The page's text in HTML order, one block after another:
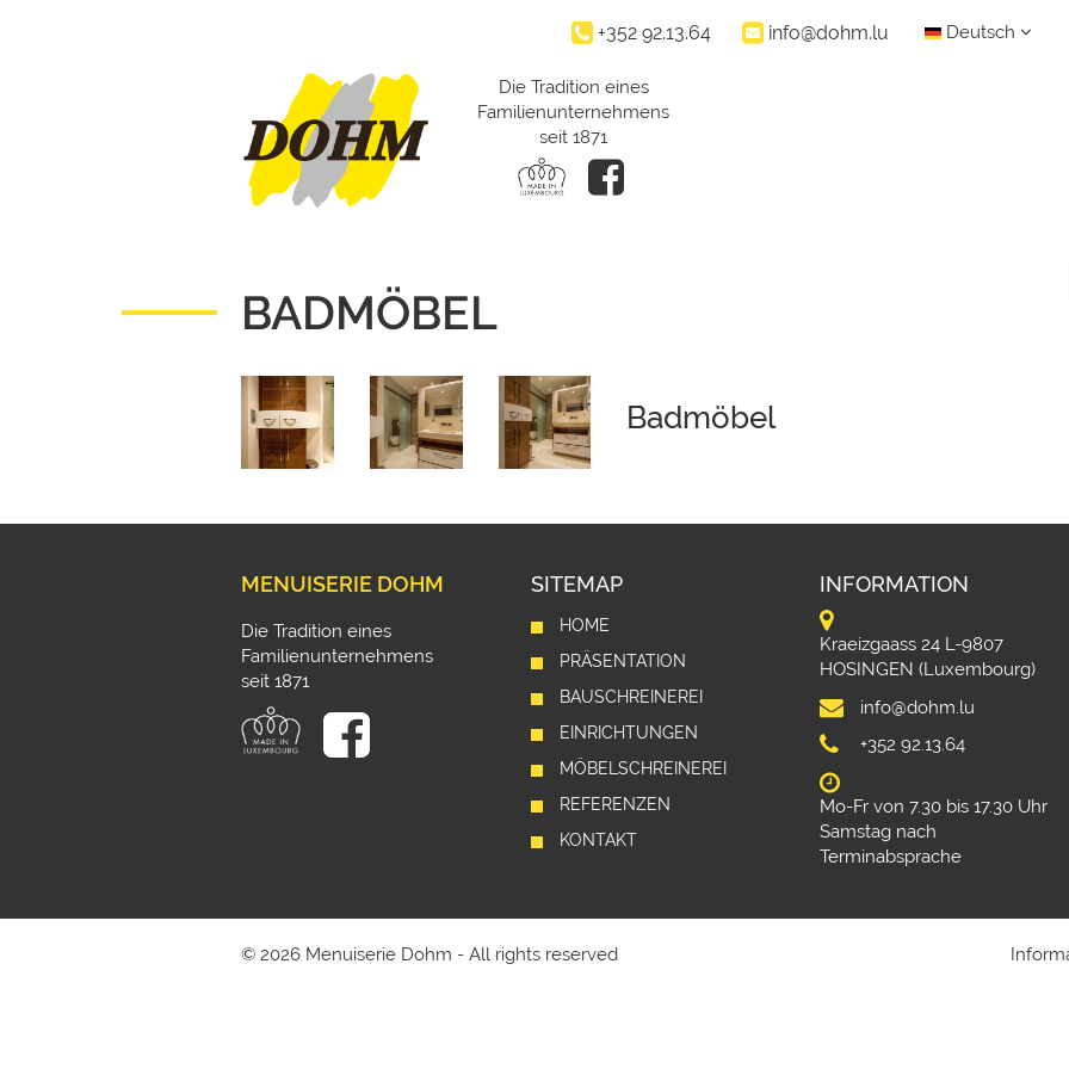
+352 92.13.64 info@dohm.lu Deutsch
Die Tradition eines
Familienunternehmens
seit 1871
BADMÖBEL
Badmöbel
MENUISERIE DOHM
Die Tradition eines
Familienunternehmens
seit 1871
SITEMAP
HOME
PRÄSENTATION
BAUSCHREINEREI
EINRICHTUNGEN
MÖBELSCHREINEREI
REFERENZEN
KONTAKT
INFORMATION
Kraeizgaass 24 L-9807
HOSINGEN (Luxembourg)
info@dohm.lu
+352 92.13.64
Mo-Fr von 7.30 bis 17.30 Uhr
Samstag nach
Terminabsprache
© 2026 Menuiserie Dohm - All rights reserved